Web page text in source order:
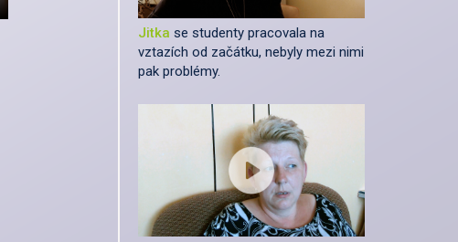
Jitka se studenty pracovala na
vztazích od začátku, nebyly mezi nimi
pak problémy.